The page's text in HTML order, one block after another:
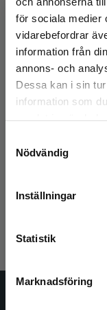
för sociala medier
vidarebefordrar
information från
annons- och
Dessa kan i sin
information som
Nödvändig
Inställningar
Statistik
Marknadsföring
Det verkar
Vi erbjuder
att kunna